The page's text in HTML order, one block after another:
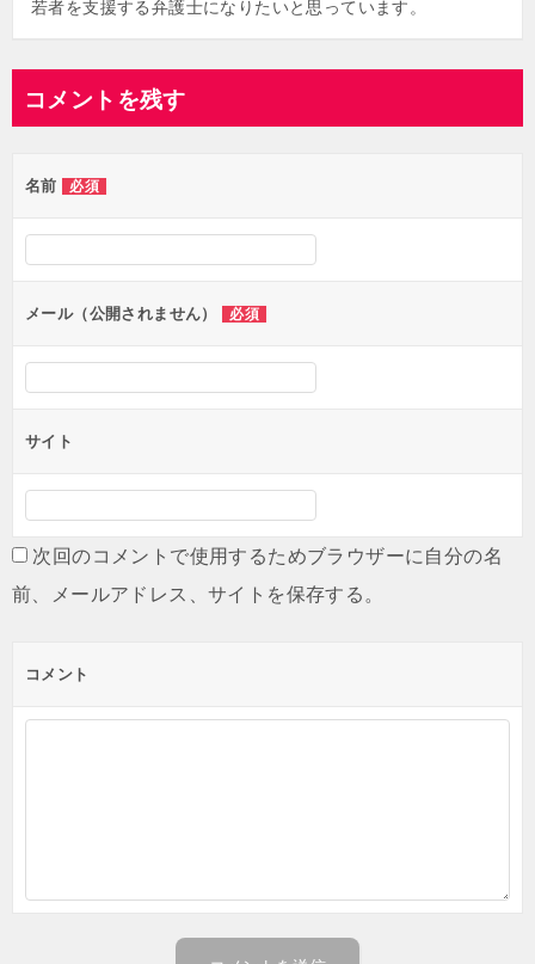
若者を支援する弁護士になりたいと思っています。
コメントを残す
名前 必須
メール（公開されません） 必須
サイト
次回のコメントで使用するためブラウザーに自分の名
前、メールアドレス、サイトを保存する。
コメント